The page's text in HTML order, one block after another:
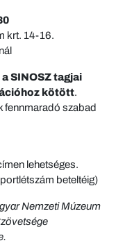
krt. 14-16.
a SINOSZ tagjai
kötött.
fennmaradó szabad
lehetséges.
beteltéig)
Nemzeti Múzeum